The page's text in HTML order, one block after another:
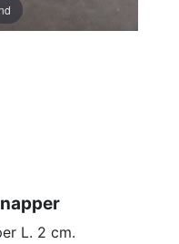
L. 2 cm.